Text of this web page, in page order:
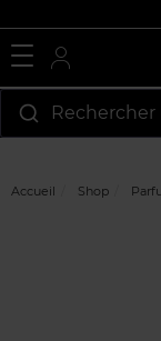
Accueil Shop